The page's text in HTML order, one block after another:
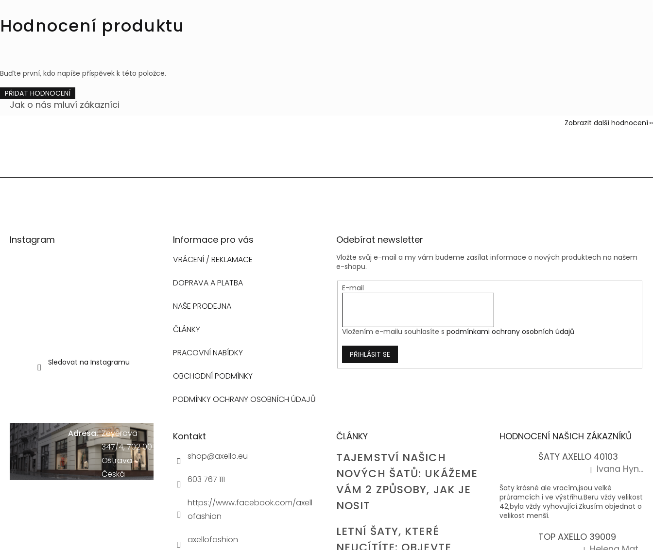
Hodnocení produktu
Buďte první, kdo napíše příspěvek k této položce.
PŘIDAT HODNOCENÍ
Zobrazit další hodnocení
pInstagram
Sledovat na Instagramu
Informace pro vás
VRÁCENÍ / REKLAMACE
DOPRAVA A PLATBA
NAŠE PRODEJNA
ČLÁNKY
PRACOVNÍ NABÍDKY
OBCHODNÍ PODMÍNKY
PODMÍNKY OCHRANY OSOBNÍCH ÚDAJŮ
Odebírat newsletter
Vložte svůj e-mail a my vám budeme zasílat informace o nových produktech na našem
e-shopu.
E-mail
Vložením e-mailu souhlasíte s podmínkami ochrany osobních údajů
PŘIHLÁSIT SE
PRODEJNU
Adresa: Zeyerova
347/4, 702 00
Ostrava
Česká
Kontakt
shop@axello.eu
603 767 111
https://www.facebook.com/axell
ofashion
axellofashion
ČLÁNKY
TAJEMSTVÍ NAŠICH
NOVÝCH ŠATŮ: UKÁŽEME
VÁM 2 ZPŮSOBY, JAK JE
NOSIT
LETNÍ ŠATY, KTERÉ
HODNOCENÍ NAŠICH ZÁKAZNÍKŮ
ŠATY AXELLO 40103
Hodnocení produktu je 5 z 5
| Ivana Hynková
Šaty krásné ale vracím,jsou velké
průramcích i ve výstřihu.Beru vždy velikost
42,byla vždy vyhovující.Zkusím objednat o
velikost menší.
TOP AXELLO 39009